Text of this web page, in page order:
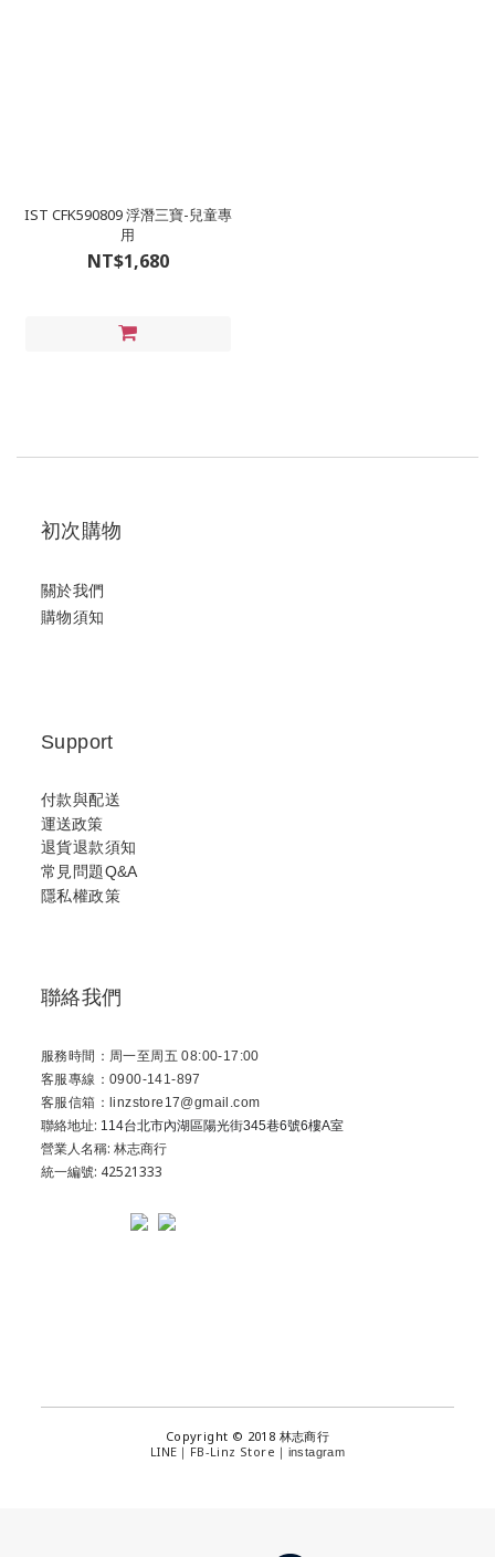
IST CFK590809 浮潛三寶-兒童專
用
NT$1,680
初次購物
關於我們
購物須知
Support
付款與配送
運送政策
退貨退款須知
常見問題Q&A
隱私權政策
聯絡我們
服務時間：周一至周五 08:00-17:00
客服專線：0900-141-897
客服信箱：linzstore17@gmail.com
聯絡地址: 114台北市內湖區陽光街345巷6號6樓A室
營業人名稱: 林志商行
統一編號: 42521333
Copyright © 2018 林志商行
LINE
FB-Linz Store instagram